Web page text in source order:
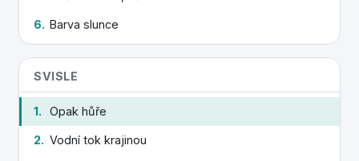
6. Barva slunce
SVISLE
1. Opak hůře
2. Vodní tok krajinou